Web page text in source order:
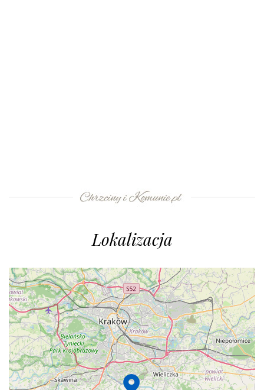
Lokalizacja